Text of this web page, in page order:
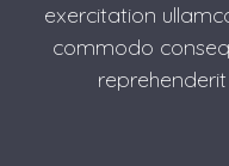
exercitation
commodo